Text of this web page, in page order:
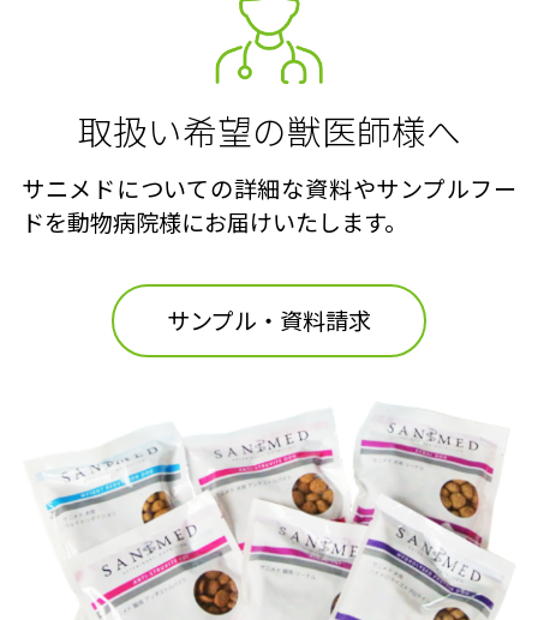
取扱い希望の獣医師様へ
サニメドについての詳細な資料やサンプルフー
ドを動物病院様にお届けいたします。
サンプル・資料請求